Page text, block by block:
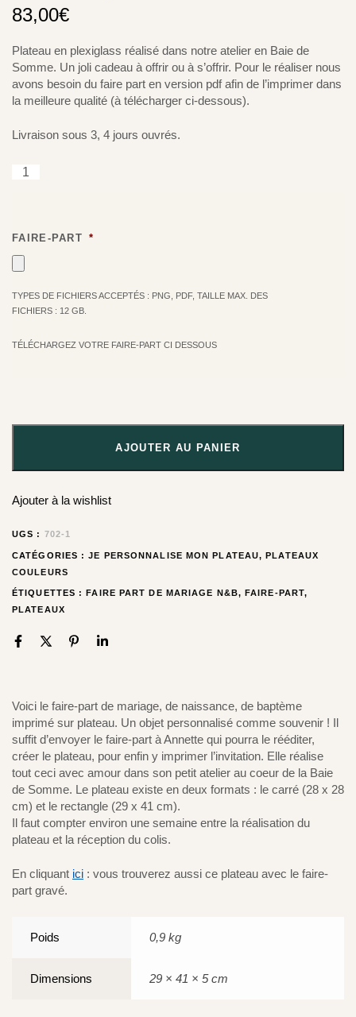
83,00€
Plateau en plexiglass réalisé dans notre atelier en Baie de
Somme. Un joli cadeau à offrir ou à s’offrir. Pour le réaliser nous
avons besoin du faire part en version pdf afin de l’imprimer dans
la meilleure qualité (à télécharger ci-dessous).
Livraison sous 3, 4 jours ouvrés.
FAIRE-PART *
TYPES DE FICHIERS ACCEPTÉS : PNG, PDF, TAILLE MAX. DES
FICHIERS : 12 GB.
TÉLÉCHARGEZ VOTRE FAIRE-PART CI DESSOUS
AJOUTER AU PANIER
Ajouter à la wishlist
UGS : 702-1
CATÉGORIES :JE PERSONNALISE MON PLATEAU,PLATEAUX
COULEURS
ÉTIQUETTES :FAIRE PART DE MARIAGE N&B,FAIRE-PART,
PLATEAUX
Voici le faire-part de mariage, de naissance, de baptème
imprimé sur plateau. Un objet personnalisé comme souvenir ! Il
suffit d’envoyer le faire-part à Annette qui pourra le rééditer,
créer le plateau, pour enfin y imprimer l’invitation. Elle réalise
tout ceci avec amour dans son petit atelier au coeur de la Baie
de Somme. Le plateau existe en deux formats : le carré (28 x 28
cm) et le rectangle (29 x 41 cm).
Il faut compter environ une semaine entre la réalisation du
plateau et la réception du colis.
En cliquant ici : vous trouverez aussi ce plateau avec le faire-
part gravé.
Poids 0,9 kg
Dimensions 29 × 41 × 5 cm